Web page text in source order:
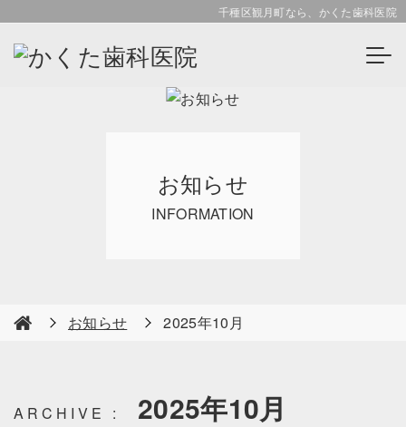
千種区観月町なら、かくた歯科医院
お知らせ
INFORMATION
お知らせ 2025年10月
2025年10月